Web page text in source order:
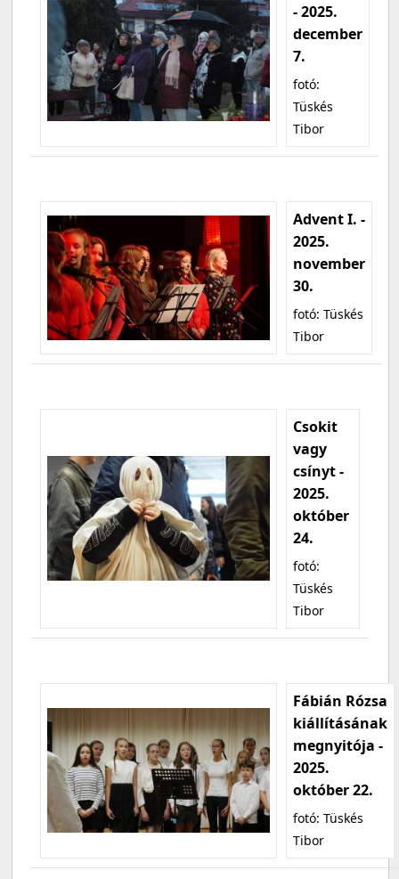
- 2025.
december
7.
fotó:
Tüskés
Tibor
Advent I. -
2025.
november
30.
fotó: Tüskés
Tibor
Csokit
vagy
csínyt -
2025.
október
24.
fotó:
Tüskés
Tibor
Fábián Rózsa
kiállításának
megnyitója -
2025.
október 22.
fotó: Tüskés
Tibor